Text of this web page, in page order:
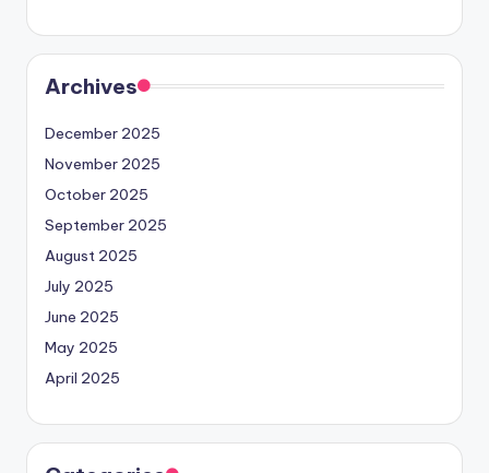
Archives
December 2025
November 2025
October 2025
September 2025
August 2025
July 2025
June 2025
May 2025
April 2025